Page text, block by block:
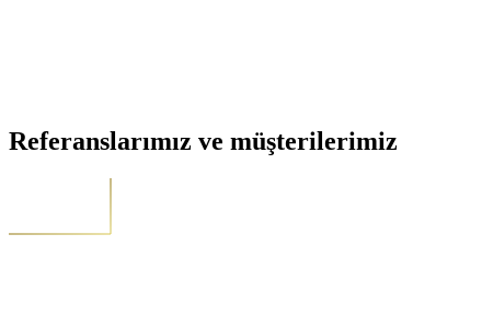
Referanslarımız ve müşterilerimiz